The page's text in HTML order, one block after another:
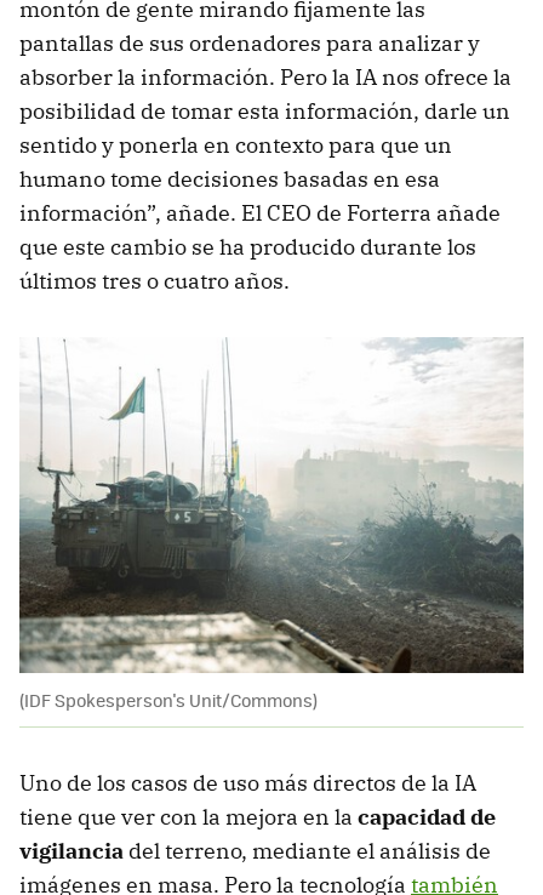
montón de gente mirando fijamente las
pantallas de sus ordenadores para analizar y
absorber la información. Pero la IA nos ofrece la
posibilidad de tomar esta información, darle un
sentido y ponerla en contexto para que un
humano tome decisiones basadas en esa
información”, añade. El CEO de Forterra añade
que este cambio se ha producido durante los
últimos tres o cuatro años.
(IDF Spokesperson's Unit/Commons)
Uno de los casos de uso más directos de la IA
tiene que ver con la mejora en la capacidad de
vigilancia del terreno, mediante el análisis de
imágenes en masa. Pero la tecnología también